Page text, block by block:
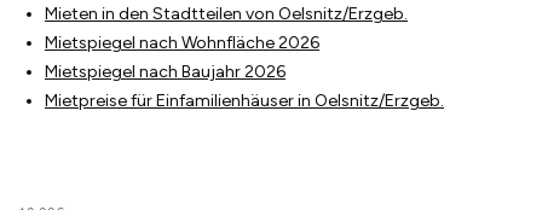
Mieten in den Stadtteilen von Oelsnitz/Erzgeb.
Mietspiegel nach Wohnfläche 2026
Mietspiegel nach Baujahr 2026
Mietpreise für Einfamilienhäuser in Oelsnitz/Erzgeb.